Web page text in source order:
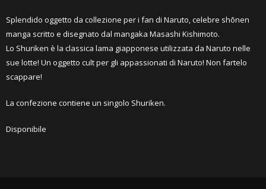
Splendido oggetto da collezione per i fan di Naruto, celebre shōnen
manga scritto e disegnato dal mangaka Masashi Kishimoto.
Lo Shuriken è la classica lama giapponese utilizzata da Naruto nelle
sue lotte! Un oggetto cult per gli appassionati di Naruto! Non fartelo
scappare!
La confezione contiene un singolo Shuriken.
Disponibile